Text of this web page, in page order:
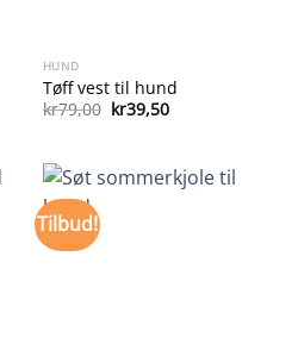
HUND
Tøff vest til hund
kr79,00 Opprinnelig
pris
kr39,50Nåværende
pris
Tilbud!